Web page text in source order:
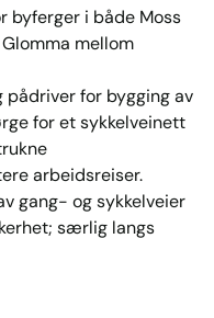
byferger i både Moss
mellom
for bygging av
for et sykkelveinett
arbeidsreiser.
gang- og sykkelveier
særlig langs